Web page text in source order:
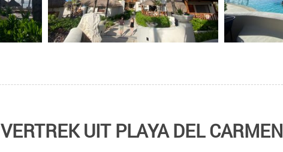
VERTREK UIT PLAYA DEL CARMEN